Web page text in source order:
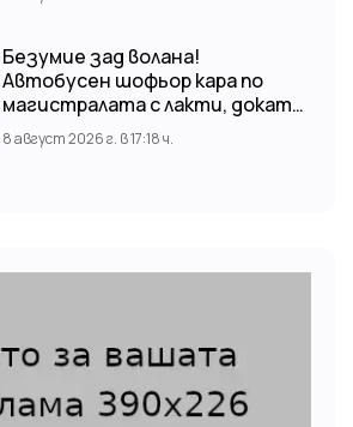
Николай отслужи опелото
Безумие зад волана!
Автобусен шофьор кара по
магистралата с лакти, докато
гледа TikTok
8 август 2026 г. в 17:18 ч.